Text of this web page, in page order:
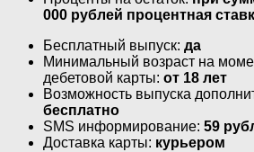
000 рублей процентная
Бесплатный выпуск: да
Минимальный возраст на
дебетовой карты: от 18 лет
Возможность выпуска
бесплатно
SMS информирование: 59
Доставка карты: курьером